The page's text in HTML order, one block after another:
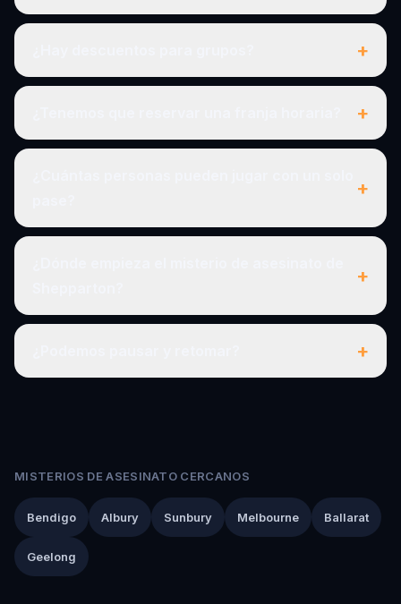
+
+
+
+
+
MISTERIOS DE ASESINATO CERCANOS
Bendigo Albury Sunbury Melbourne Ballarat
Geelong